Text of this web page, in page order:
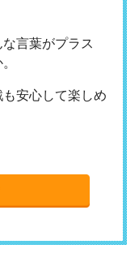
言葉がプラス
安心して楽しめ